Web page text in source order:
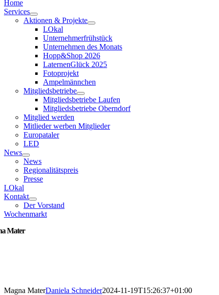
Home
Services
Aktionen & Projekte
LOkal
Unternehmerfrühstück
Unternehmen des Monats
Hopp&Shop 2026
LaternenGlück 2025
Fotoprojekt
Ampelmännchen
Mitgliedsbetriebe
Mitgliedsbetriebe Laufen
Mitgliedsbetriebe Oberndorf
Mitglied werden
Mitlieder werben Mitglieder
Europataler
LED
News
News
Regionalitätspreis
Presse
LOkal
Kontakt
Der Vorstand
Wochenmarkt
Mater
Magna MaterDaniela Schneider2024-11-19T15:26:37+01:00